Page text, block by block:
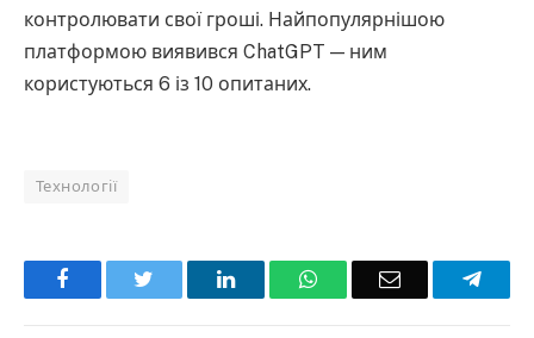
контролювати свої гроші. Найпопулярнішою
платформою виявився ChatGPT — ним
користуються 6 із 10 опитаних.
Технології
Facebook LinkedInWhatsAppEmail